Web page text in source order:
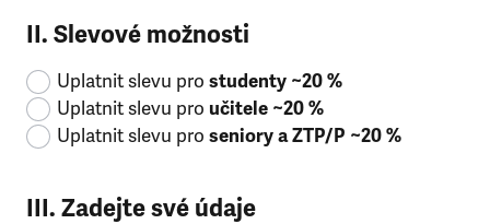
II. Slevové možnosti
Uplatnit slevu pro studenty ~20 %
Uplatnit slevu pro učitele ~20 %
Uplatnit slevu pro seniory a ZTP/P ~20 %
III. Zadejte své údaje